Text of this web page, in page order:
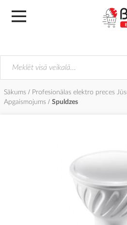
Sākums
Profesionālas elektro preces
Apgaismojums
Spuldzes